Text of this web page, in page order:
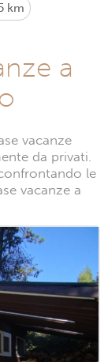
km
a
vacanze
da privati.
le
vacanze a